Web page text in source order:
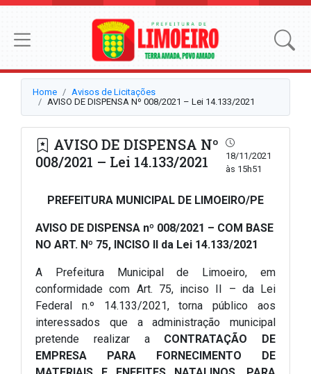
Home
Avisos de Licitações
AVISO DE DISPENSA Nº 008/2021 – Lei 14.133/2021
AVISO DE DISPENSA Nº
008/2021 – Lei 14.133/2021
18/11/2021
às 15h51
PREFEITURA MUNICIPAL DE LIMOEIRO/PE
AVISO DE DISPENSA nº 008/2021 – COM BASE
NO ART. Nº 75, INCISO II da Lei 14.133/2021
A Prefeitura Municipal de Limoeiro, em
conformidade com Art. 75, inciso II – da Lei
Federal n.º 14.133/2021, torna público aos
interessados que a administração municipal
pretende realizar a CONTRATAÇÃO DE
EMPRESA PARA FORNECIMENTO DE